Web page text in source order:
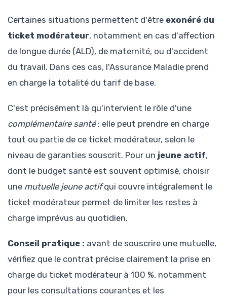
Certaines situations permettent d'être exonéré du
ticket modérateur, notamment en cas d'affection
de longue durée (ALD), de maternité, ou d'accident
du travail. Dans ces cas, l'Assurance Maladie prend
en charge la totalité du tarif de base.
C'est précisément là qu'intervient le rôle d'une
complémentaire santé: elle peut prendre en charge
tout ou partie de ce ticket modérateur, selon le
niveau de garanties souscrit. Pour un jeune actif,
dont le budget santé est souvent optimisé, choisir
une mutuelle jeune actifqui couvre intégralement le
ticket modérateur permet de limiter les restes à
charge imprévus au quotidien.
Conseil pratique : avant de souscrire une mutuelle,
vérifiez que le contrat précise clairement la prise en
charge du ticket modérateur à 100 %, notamment
pour les consultations courantes et les